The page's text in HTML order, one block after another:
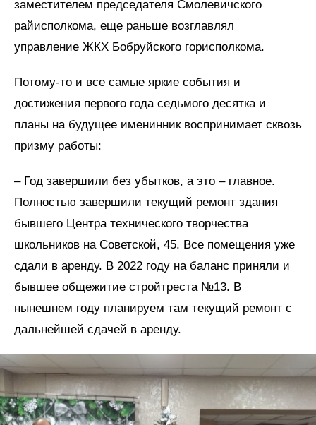
заместителем председателя Смолевичского
райисполкома, еще раньше возглавлял
управление ЖКХ Бобруйского горисполкома.
Потому-то и все самые яркие события и
достижения первого года седьмого десятка и
планы на будущее именинник воспринимает сквозь
призму работы:
– Год завершили без убытков, а это – главное.
Полностью завершили текущий ремонт здания
бывшего Центра технического творчества
школьников на Советской, 45. Все помещения уже
сдали в аренду. В 2022 году на баланс приняли и
бывшее общежитие стройтреста №13. В
нынешнем году планируем там текущий ремонт с
дальнейшей сдачей в аренду.